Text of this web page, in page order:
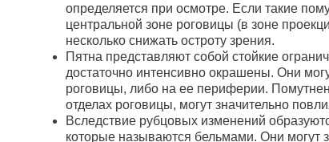
определяется при осмотре. Если такие
центральной зоне роговицы (в зоне
несколько снижать остроту зрения.
Пятна представляют собой стойкие
достаточно интенсивно окрашены. Они
роговицы, либо на ее периферии.
отделах роговицы, могут значительно
Вследствие рубцовых изменений
которые называются бельмами. Они могут